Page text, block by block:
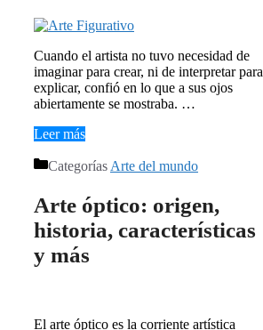
Cuando el artista no tuvo necesidad de
imaginar para crear, ni de interpretar para
explicar, confió en lo que a sus ojos
abiertamente se mostraba. …
Leer más
Categorías Arte del mundo
Arte óptico: origen,
historia, características
y más
El arte óptico es la corriente artística